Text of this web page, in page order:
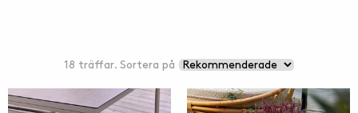
18 träffar. Sortera på